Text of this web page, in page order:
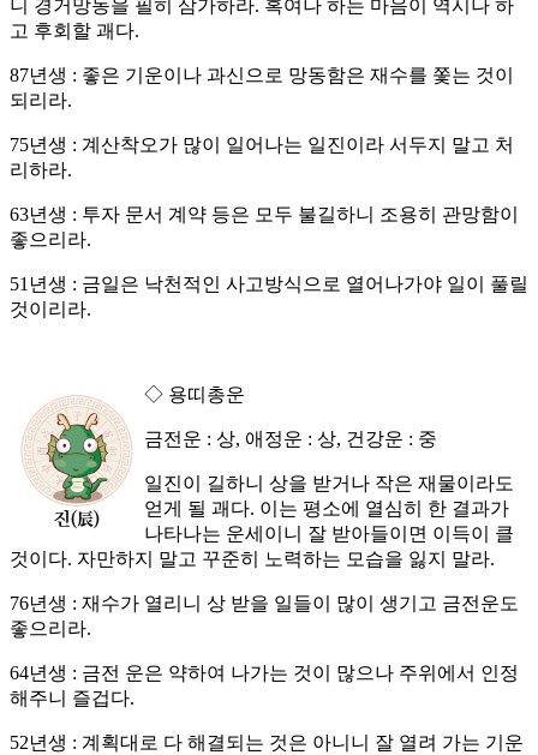
니 경거망동을 필히 삼가하라. 혹여나 하는 마음이 역시나 하
고 후회할 괘다.
87년생 : 좋은 기운이나 과신으로 망동함은 재수를 쫓는 것이
되리라.
75년생 : 계산착오가 많이 일어나는 일진이라 서두지 말고 처
리하라.
63년생 : 투자 문서 계약 등은 모두 불길하니 조용히 관망함이
좋으리라.
51년생 : 금일은 낙천적인 사고방식으로 열어나가야 일이 풀릴
것이리라.
◇ 용띠총운
금전운 : 상, 애정운 : 상, 건강운 : 중
일진이 길하니 상을 받거나 작은 재물이라도
얻게 될 괘다. 이는 평소에 열심히 한 결과가
나타나는 운세이니 잘 받아들이면 이득이 클
것이다. 자만하지 말고 꾸준히 노력하는 모습을 잃지 말라.
76년생 : 재수가 열리니 상 받을 일들이 많이 생기고 금전운도
좋으리라.
64년생 : 금전 운은 약하여 나가는 것이 많으나 주위에서 인정
해주니 즐겁다.
52년생 : 계획대로 다 해결되는 것은 아니니 잘 열려 가는 기운